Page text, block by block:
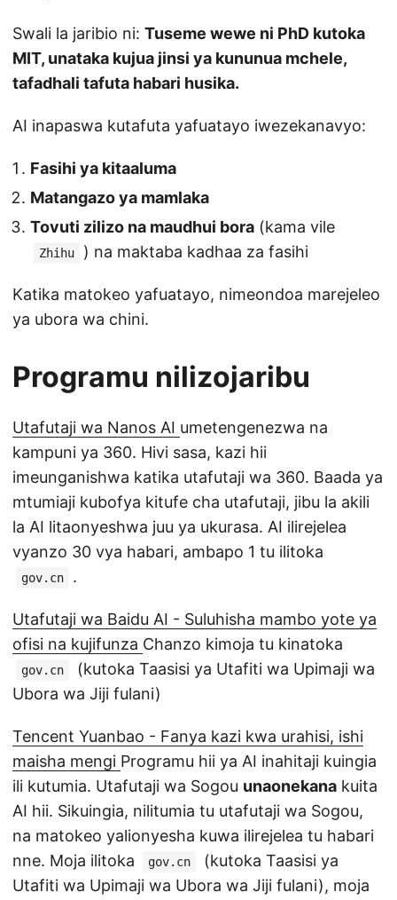
Swali la jaribio ni: Tuseme wewe ni PhD kutoka
MIT, unataka kujua jinsi ya kununua mchele,
tafadhali tafuta habari husika.
AI inapaswa kutafuta yafuatayo iwezekanavyo:
Fasihi ya kitaaluma
Matangazo ya mamlaka
Tovuti zilizo na maudhui bora (kama vile
Zhihu ) na maktaba kadhaa za fasihi
Katika matokeo yafuatayo, nimeondoa marejeleo
ya ubora wa chini.
Programu nilizojaribu
Utafutaji wa Nanos AI umetengenezwa na
kampuni ya 360. Hivi sasa, kazi hii
imeunganishwa katika utafutaji wa 360. Baada ya
mtumiaji kubofya kitufe cha utafutaji, jibu la akili
la AI litaonyeshwa juu ya ukurasa. AI ilirejelea
vyanzo 30 vya habari, ambapo 1 tu ilitoka
gov.cn .
Utafutaji wa Baidu AI - Suluhisha mambo yote ya
ofisi na kujifunza Chanzo kimoja tu kinatoka
gov.cn
(kutoka Taasisi ya Utafiti wa Upimaji wa
Ubora wa Jiji fulani)
Tencent Yuanbao - Fanya kazi kwa urahisi, ishi
maisha mengi Programu hii ya AI inahitaji kuingia
ili kutumia. Utafutaji wa Sogou unaonekana kuita
AI hii. Sikuingia, nilitumia tu utafutaji wa Sogou,
na matokeo yalionyesha kuwa ilirejelea tu habari
nne. Moja ilitoka
gov.cn
(kutoka Taasisi ya
Utafiti wa Upimaji wa Ubora wa Jiji fulani), moja